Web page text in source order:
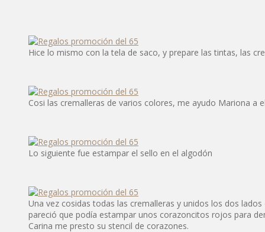
Hice lo mismo con la tela de saco, y prepare las tintas, las
Cosi las cremalleras de varios colores, me ayudo Mariona a
Lo siguiente fue estampar el sello en el algodón
Una vez cosidas todas las cremalleras y unidos los dos
pareció que podía estampar unos corazoncitos rojos para
Carina me presto su stencil de corazones.